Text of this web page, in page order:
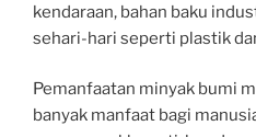
kendaraan, bahan baku
sehari-hari seperti plastik
Pemanfaatan minyak bumi
banyak manfaat bagi